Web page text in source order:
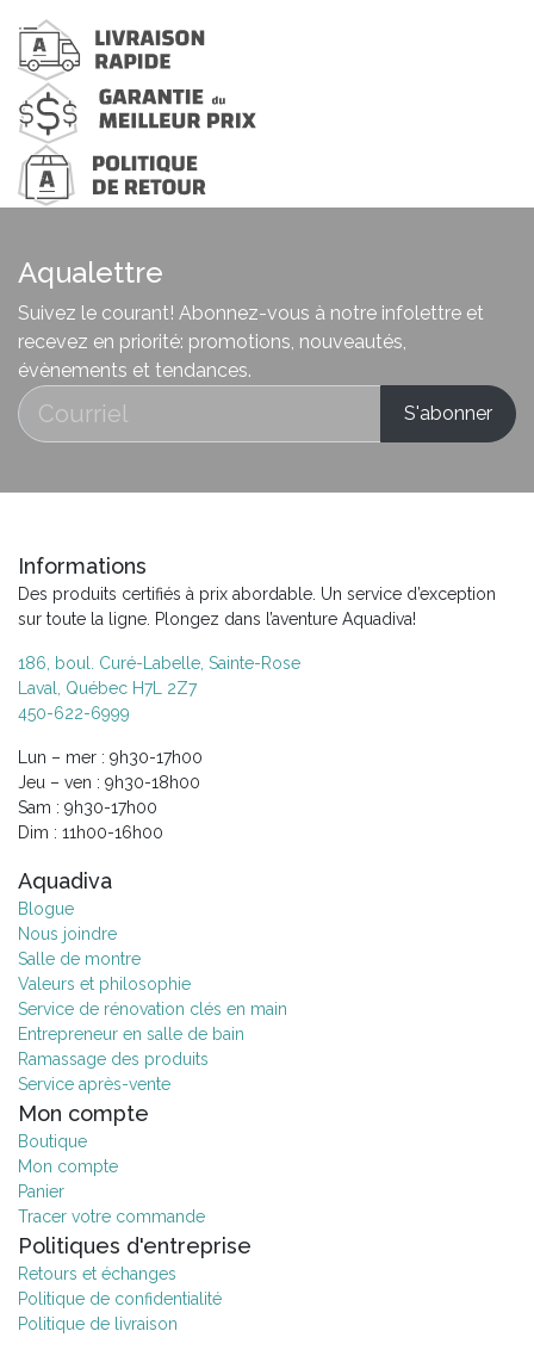
Aqualettre
Suivez le courant! Abonnez-vous à notre infolettre et
recevez en priorité: promotions, nouveautés,
évènements et tendances.
Informations
Des produits certifiés à prix abordable. Un service d’exception
sur toute la ligne. Plongez dans l’aventure Aquadiva!
186, boul. Curé-Labelle, Sainte-Rose
Laval, Québec H7L 2Z7
450-622-6999
Lun – mer : 9h30-17h00
Jeu – ven : 9h30-18h00
Sam : 9h30-17h00
Dim : 11h00-16h00
Aquadiva
Blogue
Nous joindre
Salle de montre
Valeurs et philosophie
Service de rénovation clés en main
Entrepreneur en salle de bain
Ramassage des produits
Service après-vente
Mon compte
Boutique
Mon compte
Panier
Tracer votre commande
Politiques d'entreprise
Retours et échanges
Politique de confidentialité
Politique de livraison